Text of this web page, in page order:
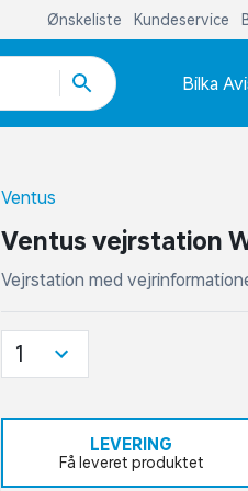
Ønskeliste Kundeservice
Bilka
Ventus
Ventus vejrstation
Vejrstation med
1
LEVERING
Få leveret produktet